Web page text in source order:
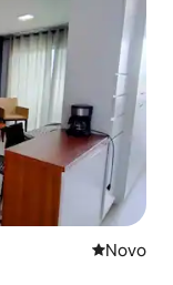
Novo
Novo